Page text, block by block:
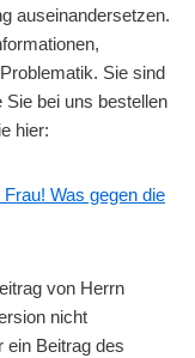
auseinandersetzen.
Sie sind
bei uns bestellen
hier:
Was gegen die
von Herrn
nicht
ein Beitrag des